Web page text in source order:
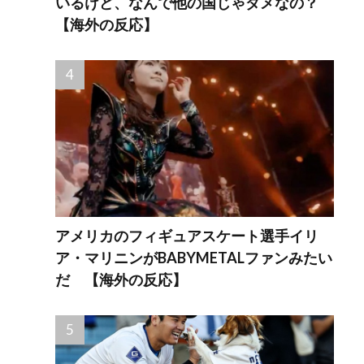
【海外の反応】
アメリカのフィギュアスケート選手イリ
ア・マリニンがBABYMETALファンみたい
だ 【海外の反応】